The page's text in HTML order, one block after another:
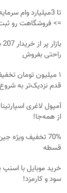
تا 3میلیارد وام
=> فروشگاهت رو
راحتی بفروش
۱ میلیون تومان
قدم نزدیک‌تر به
آمپول لاغری
از همه‌جا!
قسطه
سود و کارمزد!